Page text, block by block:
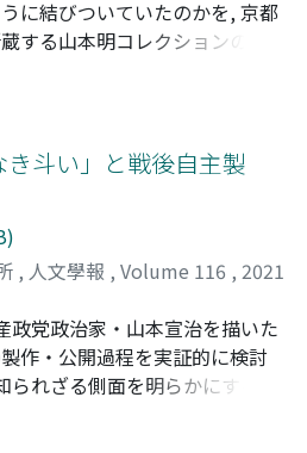
うやく映画そのものが受容され
ソビエト映画の半世紀遅れの
る。それはもっぱら自主上映活
の興行ベースで初公開された
上映を皮切りに, これまで上映
のソビエト映画の上映運動が
, 戦後のプロレタリア文化運動
映画サークルによるソビエト
化した。京都大学人文科学研究
クションは関西を中心とした自
ある。このように, 日本の場合
入が禁止されたせいで, 理論先
され, まずここで「幻の映画=ポ
た。それから戦後, 一般公開に
に結びついていたのかを, 京都
する山本明コレクションの関連
である。第1章で映画サークル
クル協議会が, 1950年代後半の
にみせた, 自主上映運動という
革新を求める独自の動きを紹
レクションに含まれる全神戸映
の多様性をまとめ, 『泉』『レ
知られた批評誌をはじめ, その
あったことを明らかにした。第
協議会と協力関係にあった映画
宮や, 元町の高級映画館ではな
要な観客層とする新開地の映
た。さらに第5章で, 神戸におけ
斗い」と戦後自主製
, 人文學報 , Volume 116 , 2021
;80449503; フケ, タカヒロ
政党政治家・山本宣治を描いた
作・公開過程を実証的に検討
れざる側面を明らかにするこ
生まれた山本宣治は, 大学講師